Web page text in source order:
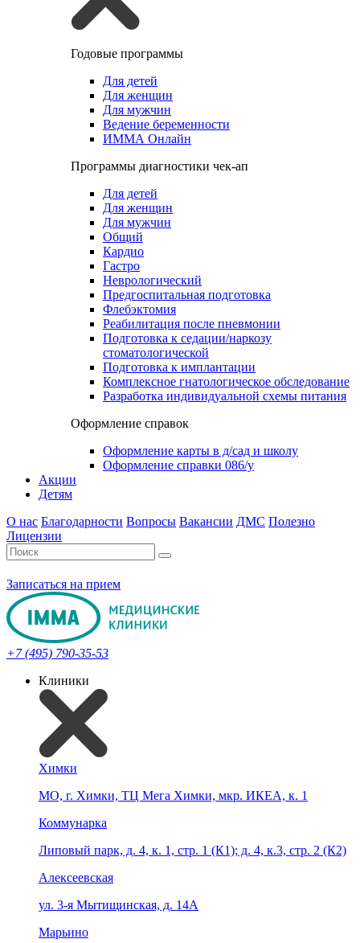
Годовые программы
Для детей
Для женщин
Для мужчин
Ведение беременности
ИММА Онлайн
Программы диагностики чек-ап
Для детей
Для женщин
Для мужчин
Общий
Кардио
Гастро
Неврологический
Предгоспитальная подготовка
Флебэктомия
Реабилитация после пневмонии
Подготовка к седации/наркозу
стоматологической
Подготовка к имплантации
Комплексное гнатологическое обследование
Разработка индивидуальной схемы питания
Оформление справок
Оформление карты в д/сад и школу
Оформление справки 086/у
Акции
Детям
О нас Благодарности Вопросы Вакансии ДМС Полезно
Лицензии
Записаться на прием
+7 (495) 790-35-53
Клиники
Химки
МО, г. Химки, ТЦ Мега Химки, мкр. ИКЕА, к. 1
Коммунарка
Липовый парк, д. 4, к. 1, стр. 1 (К1); д. 4, к.3, стр. 2 (К2)
Алексеевская
ул. 3-я Мытищинская, д. 14А
Марьино